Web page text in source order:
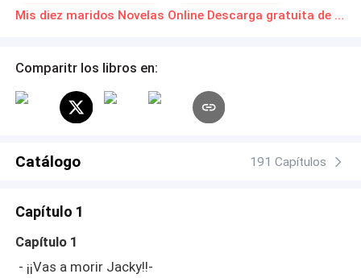
ella logrará convertirse en una mujer exitosa y
búsqueda por el hombre de su vida, Jacky se enredará
diez veces!!! en su afán de encontrar la felicidad,
conocerá a sujetos de diferente calaña, oportunistas,
sostendrá peligrosas emociones, pondrá su vida en
al fin, la dicha y al hombre perfecto que tato anhela y
matrimonio que ponga a salvo su fortuna. Jacky se
casará diez veces a lo largo de su azarosa vida
Matrimonio por Contrato Matrimonio Exprés Mis diez maridos Novelas Online Descarga gratuita de PDF
Comparitr los libros en:
Catálogo 191 Capítulos
Capítulo 1
Capítulo 1
- ¡¡Vas a morir Jacky!!-